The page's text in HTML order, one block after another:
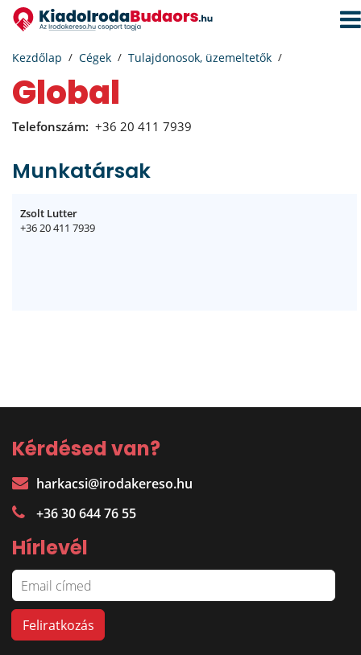
Kezdőlap Cégek Tulajdonosok, üzemeltetők
Global
Telefonszám: +36 20 411 7939
Munkatársak
Zsolt Lutter
+36 20 411 7939
Kérdésed van?
harkacsi@irodakereso.hu
+36 30 644 76 55
Hírlevél